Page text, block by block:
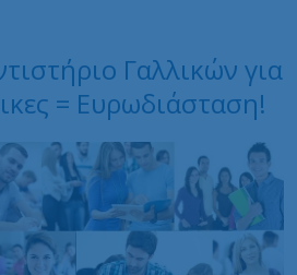
Γαλλικών για
= Ευρωδιάσταση!